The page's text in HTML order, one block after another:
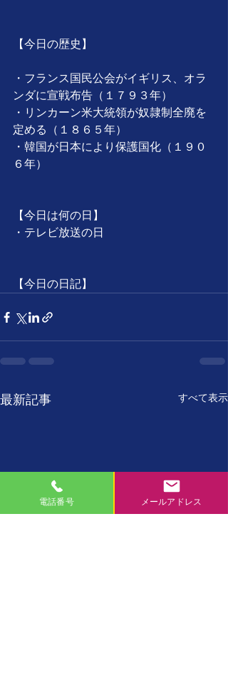
【今日の歴史】
・フランス国民公会がイギリス、オラ
ンダに宣戦布告（１７９３年）
・リンカーン米大統領が奴隷制全廃を
定める（１８６５年）
・韓国が日本により保護国化（１９０
６年）
【今日は何の日】
・テレビ放送の日
【今日の日記】
最新記事 すべて表示
電話番号 メールアドレス